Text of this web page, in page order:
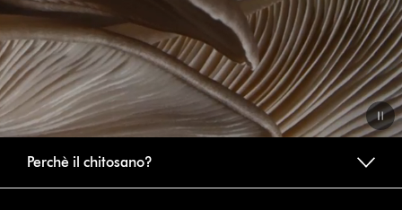
TranscriptPerchè il chitosano?